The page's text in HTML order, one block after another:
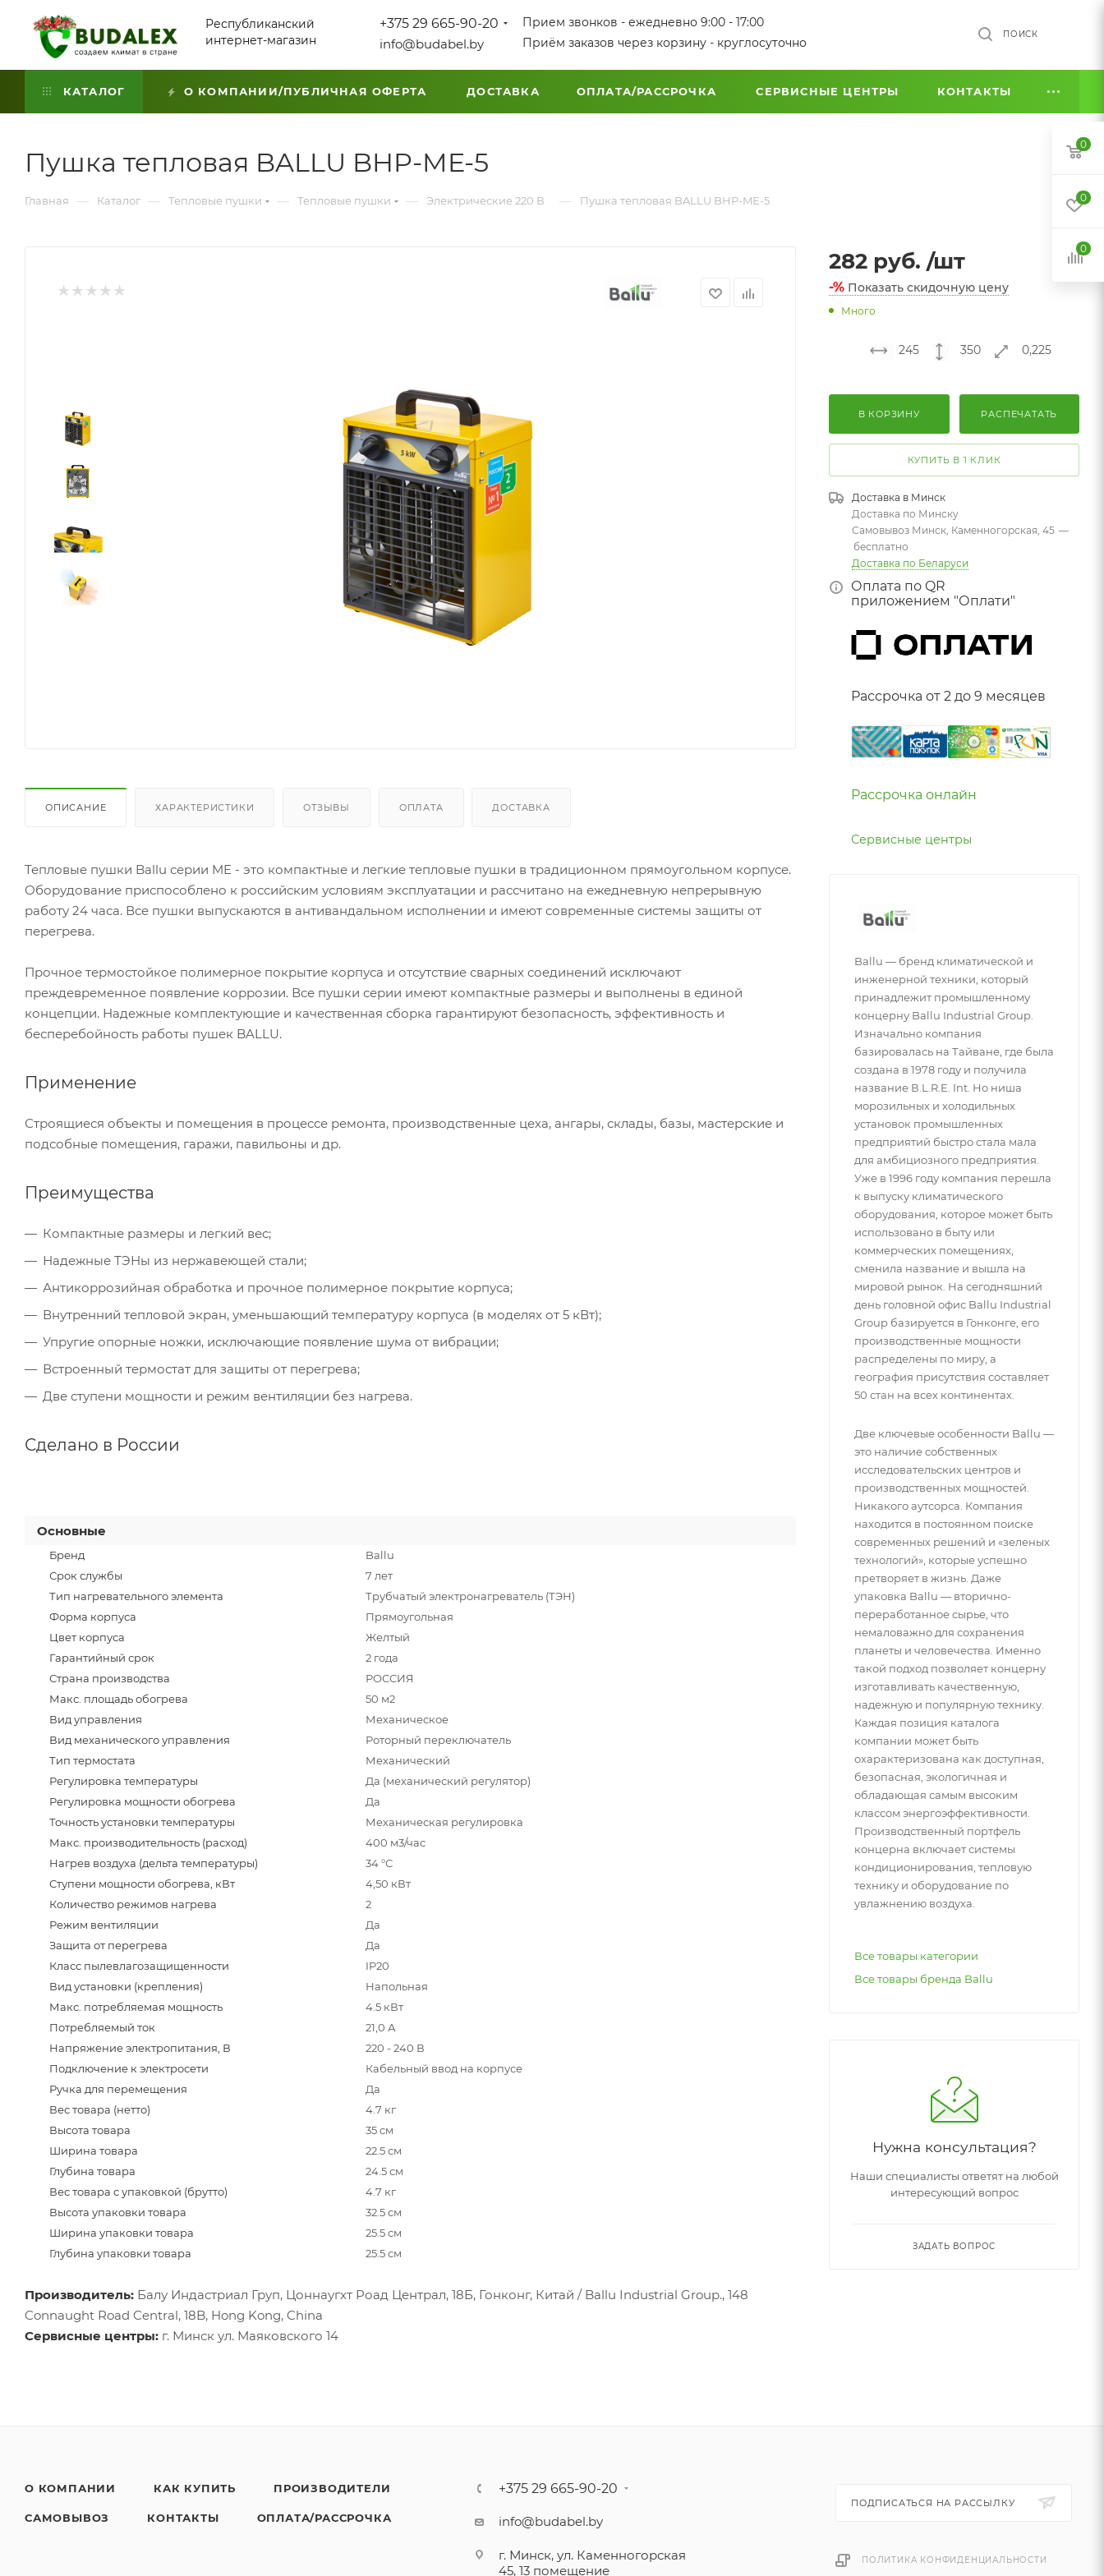
Республиканский
интернет-магазин
+375 29 665-90-20
info@budabel.by
Прием звонков - ежедневно 9:00 - 17:00
Приём заказов через корзину - круглосуточно
ПОИСК
КАТАЛОГ О КОМПАНИИ/ПУБЛИЧНАЯ ОФЕРТА ДОСТАВКА ОПЛАТА/РАССРОЧКА СЕРВИСНЫЕ ЦЕНТРЫ КОНТАКТЫ
Пушка тепловая BALLU BHP-ME-5
Главная — Каталог — Тепловые пушки — Тепловые пушки — Электрические 220 В — Пушка тепловая BALLU BHP-ME-5
ОПИСАНИЕ ХАРАКТЕРИСТИКИ ОТЗЫВЫ ОПЛАТА ДОСТАВКА
Тепловые пушки Ballu серии ME - это компактные и легкие тепловые пушки в традиционном прямоугольном корпусе.
Оборудование приспособлено к российским условиям эксплуатации и рассчитано на ежедневную непрерывную
работу 24 часа. Все пушки выпускаются в антивандальном исполнении и имеют современные системы защиты от
перегрева.
Прочное термостойкое полимерное покрытие корпуса и отсутствие сварных соединений исключают
преждевременное появление коррозии. Все пушки серии имеют компактные размеры и выполнены в единой
концепции. Надежные комплектующие и качественная сборка гарантируют безопасность, эффективность и
бесперебойность работы пушек BALLU.
Применение
Строящиеся объекты и помещения в процессе ремонта, производственные цеха, ангары, склады, базы, мастерские и
подсобные помещения, гаражи, павильоны и др.
Преимущества
Компактные размеры и легкий вес;
Надежные ТЭНы из нержавеющей стали;
Антикоррозийная обработка и прочное полимерное покрытие корпуса;
Внутренний тепловой экран, уменьшающий температуру корпуса (в моделях от 5 кВт);
Упругие опорные ножки, исключающие появление шума от вибрации;
Встроенный термостат для защиты от перегрева;
Две ступени мощности и режим вентиляции без нагрева.
Сделано в России
Основные
Бренд
Ballu
Срок службы
7 лет
Тип нагревательного элемента
Трубчатый электронагреватель (ТЭН)
Форма корпуса
Прямоугольная
Цвет корпуса
Желтый
Гарантийный срок
2 года
Страна производства
РОССИЯ
Макс. площадь обогрева
50 м2
Вид управления
Механическое
Вид механического управления
Роторный переключатель
Тип термостата
Механический
Регулировка температуры
Да (механический регулятор)
Регулировка мощности обогрева
Да
Точность установки температуры
Механическая регулировка
Макс. производительность (расход)
400 м3/час
Нагрев воздуха (дельта температуры)
34 °С
Ступени мощности обогрева, кВт
4,50 кВт
Количество режимов нагрева
2
Режим вентиляции
Да
Защита от перегрева
Да
Класс пылевлагозащищенности
IP20
Вид установки (крепления)
Напольная
Макс. потребляемая мощность
4.5 кВт
Потребляемый ток
21,0 А
Напряжение электропитания, В
220 - 240 В
Подключение к электросети
Кабельный ввод на корпусе
Ручка для перемещения
Да
Вес товара (нетто)
4.7 кг
Высота товара
35 см
Ширина товара
22.5 см
Глубина товара
24.5 см
Вес товара с упаковкой (брутто)
4.7 кг
Высота упаковки товара
32.5 см
Ширина упаковки товара
25.5 см
Глубина упаковки товара
25.5 см
Производитель: Балу Индастриал Груп, Цоннаугхт Роад Централ, 18Б, Гонконг, Китай / Ballu Industrial Group., 148
Connaught Road Central, 18B, Hong Kong, China
Сервисные центры: г. Минск ул. Маяковского 14
282 руб. /шт
-% Показать скидочную цену
Много
245 350 0,225
В КОРЗИНУ РАСПЕЧАТАТЬ
КУПИТЬ В 1 КЛИК
Доставка в Минск
Доставка по Минску
Самовывоз Минск, Каменногорская, 45 —
бесплатно
Доставка по Беларуси
Оплата по QR
приложением "Оплати"
Рассрочка от 2 до 9 месяцев
Рассрочка онлайн
Сервисные центры
Ballu — бренд климатической и
инженерной техники, который
принадлежит промышленному
концерну Ballu Industrial Group.
Изначально компания
базировалась на Тайване, где была
создана в 1978 году и получила
название В.L.R.E. Int. Но ниша
морозильных и холодильных
установок промышленных
предприятий быстро стала мала
для амбициозного предприятия.
Уже в 1996 году компания перешла
к выпуску климатического
оборудования, которое может быть
использовано в быту или
коммерческих помещениях,
сменила название и вышла на
мировой рынок. На сегодняшний
день головной офис Ballu Industrial
Group базируется в Гонконге, его
производственные мощности
распределены по миру, а
география присутствия составляет
50 стан на всех континентах.
Две ключевые особенности Ballu —
это наличие собственных
исследовательских центров и
производственных мощностей.
Никакого аутсорса. Компания
находится в постоянном поиске
современных решений и «зеленых
технологий», которые успешно
претворяет в жизнь. Даже
упаковка Ballu — вторично-
переработанное сырье, что
немаловажно для сохранения
планеты и человечества. Именно
такой подход позволяет концерну
изготавливать качественную,
надежную и популярную технику.
Каждая позиция каталога
компании может быть
охарактеризована как доступная,
безопасная, экологичная и
обладающая самым высоким
классом энергоэффективности.
Производственный портфель
концерна включает системы
кондиционирования, тепловую
технику и оборудование по
увлажнению воздуха.
Все товары категории
Все товары бренда Ballu
Нужна консультация?
Наши специалисты ответят на любой
интересующий вопрос
ЗАДАТЬ ВОПРОС
О КОМПАНИИ КАК КУПИТЬ ПРОИЗВОДИТЕЛИ
САМОВЫВОЗ КОНТАКТЫ ОПЛАТА/РАССРОЧКА
+375 29 665-90-20
info@budabel.by
г. Минск, ул. Каменногорская
45, 13 помещение
ПОДПИСАТЬСЯ НА РАССЫЛКУ
ПОЛИТИКА КОНФИДЕНЦИАЛЬНОСТИ
0
0
0